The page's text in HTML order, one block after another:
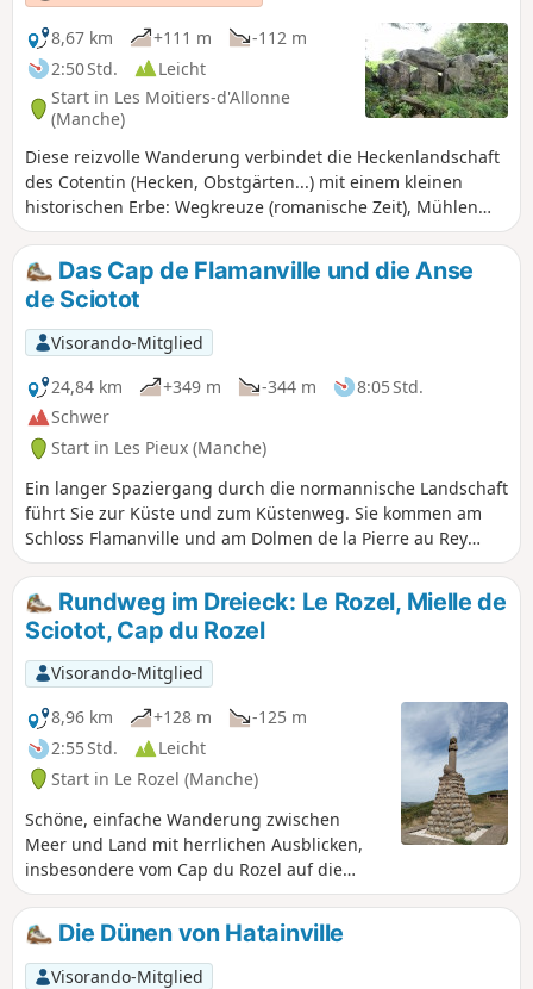
geschützt sind und es Ihnen
ermöglichen, einen etwas wilderen
Cotentin zu entdecken. Einige Passagen
können je nach Jahreszeit etwas feucht
sein, daher werden Wanderschuhe
empfohlen, um ein Ausrutschen zu
vermeiden.
8,67 km
+111 m
-112 m
2:50 Std.
Leicht
Start in Les Moitiers-d'Allonne
(Manche)
Diese reizvolle Wanderung verbindet die Heckenlandschaft
des Cotentin (Hecken, Obstgärten...) mit einem kleinen
historischen Erbe: Wegkreuze (romanische Zeit), Mühlen
(19. Jahrhundert) und Hohlwege (Neolithikum). Dauer: 2,5
Stunden, nicht mehr!
Das Cap de Flamanville und die Anse
de Sciotot
Visorando-Mitglied
24,84 km
+349 m -344 m
8:05 Std.
Schwer
Start in Les Pieux (Manche)
Ein langer Spaziergang durch die normannische Landschaft
führt Sie zur Küste und zum Küstenweg. Sie kommen am
Schloss Flamanville und am Dolmen de la Pierre au Rey
vorbei, der das Cap de Flamanville und die Strände der
Anse de Sciotot überragt. Auf dem Gipfel der Roche à
Coucou haben Sie einen schönen Blick über die gesamte
Bucht.
Rundweg im Dreieck: Le Rozel, Mielle de
Sciotot, Cap du Rozel
Visorando-Mitglied
8,96 km
+128 m
-125 m
2:55 Std.
Leicht
Start in Le Rozel (Manche)
Schöne, einfache Wanderung zwischen
Meer und Land mit herrlichen Ausblicken,
insbesondere vom Cap du Rozel auf die
Anse de Sciotot im Norden und auf den
langen Strand zwischen Surtainville und
dem Cap de Carteret im Süden.
Die Dünen von Hatainville
Visorando-Mitglied